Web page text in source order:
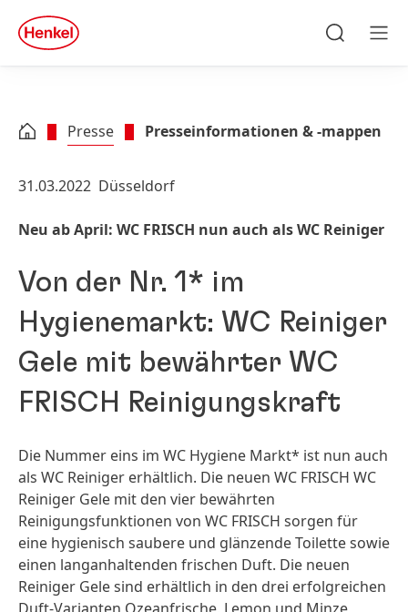
Zu Footer springen
quick
search
Presse Presseinformationen & -mappen
31.03.2022 Düsseldorf
Neu ab April: WC FRISCH nun auch als WC Reiniger
Von der Nr. 1* im
Hygienemarkt: WC Reiniger
Gele mit bewährter WC
FRISCH Reinigungskraft
Die Nummer eins im WC Hygiene Markt* ist nun auch
als WC Reiniger erhältlich. Die neuen WC FRISCH WC
Reiniger Gele mit den vier bewährten
Reinigungsfunktionen von WC FRISCH sorgen für
eine hygienisch saubere und glänzende Toilette sowie
einen langanhaltenden frischen Duft. Die neuen
Reiniger Gele sind erhältlich in den drei erfolgreichen